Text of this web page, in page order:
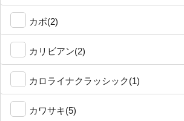
カボ(2)
カリビアン(2)
カロライナクラッシック(1)
カワサキ(5)